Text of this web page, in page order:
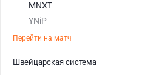
MNXT
YNiP
Перейти на матч
Швейцарская система